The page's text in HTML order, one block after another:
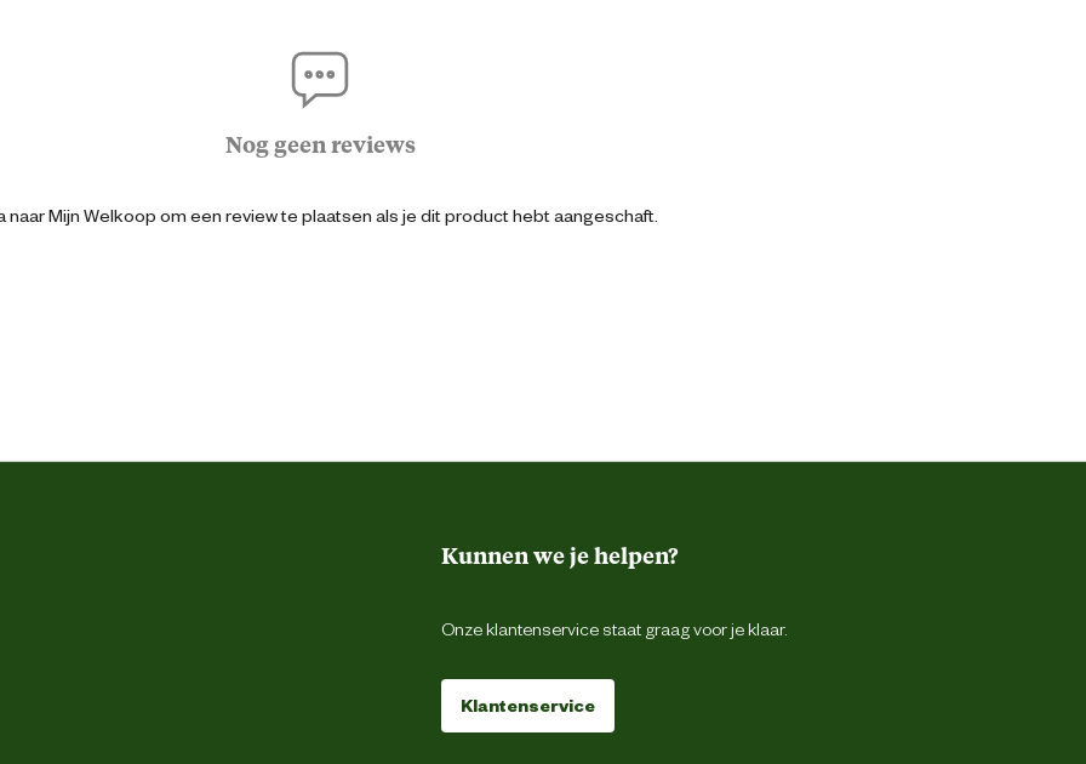
Nog geen reviews
naar Mijn Welkoop om een review te plaatsen als je dit product hebt aangeschaft.
Kunnen we je helpen?
Onze klantenservice staat graag voor je klaar.
Klantenservice